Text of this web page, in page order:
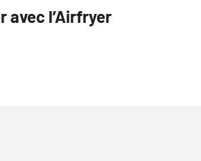
avec l’Airfryer